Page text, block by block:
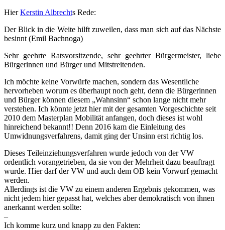
HierKerstin Albrechts Rede:
Der Blick in die Weite hilft zuweilen, dass man sich auf das Nächste
besinnt (Emil Bachnoga)
Sehr geehrte Ratsvorsitzende, sehr geehrter Bürgermeister, liebe
Bürgerinnen und Bürger und Mitstreitenden.
Ich möchte keine Vorwürfe machen, sondern das Wesentliche
hervorheben worum es überhaupt noch geht, denn die Bürgerinnen
und Bürger können diesem „Wahnsinn“ schon lange nicht mehr
verstehen. Ich könnte jetzt hier mit der gesamten Vorgeschichte seit
2010 dem Masterplan Mobilität anfangen, doch dieses ist wohl
hinreichend bekannt!! Denn 2016 kam die Einleitung des
Umwidnungsverfahrens, damit ging der Unsinn erst richtig los.
Dieses Teileinziehungsverfahren wurde jedoch von der VW
ordentlich vorangetrieben, da sie von der Mehrheit dazu beauftragt
wurde. Hier darf der VW und auch dem OB kein Vorwurf gemacht
werden.
Allerdings ist die VW zu einem anderen Ergebnis gekommen, was
nicht jedem hier gepasst hat, welches aber demokratisch von ihnen
anerkannt werden sollte:
–
Ich komme kurz und knapp zu den Fakten: